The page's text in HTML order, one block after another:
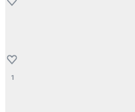
1